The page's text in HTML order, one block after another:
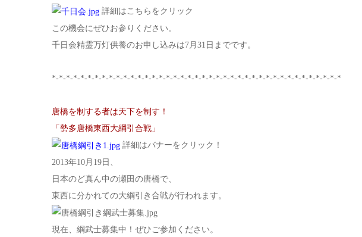
詳細はこちらをクリック
この機会にぜひお参りください。
千日会精霊万灯供養のお申し込みは7月31日までです。
*-*-*-*-*-*-*-*-*-*-*-*-*-*-*-*-*-*-*-*-*-*-*-*-*-*-*-*-*-*-*-*-*-*-*-*-*-*-*-*-*
唐橋を制する者は天下を制す！
「勢多唐橋東西大綱引合戦」
詳細はバナーをクリック！
2013年10月19日、
日本のど真ん中の瀬田の唐橋で、
東西に分かれての大綱引き合戦が行われます。
現在、綱武士募集中！ぜひご参加ください。